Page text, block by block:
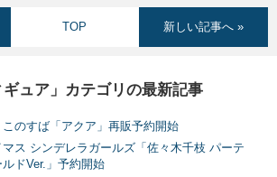
TOP 新しい記事へ »
ギュア」カテゴリの最新記事
このすば「アクア」再販予約開始
マス シンデレラガールズ「佐々木千枝 パーテ
ドVer.」予約開始